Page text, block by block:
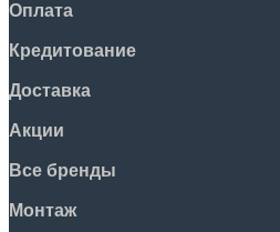
Оплата
Кредитование
Доставка
Акции
Все бренды
Монтаж